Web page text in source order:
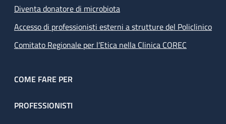
Diventa donatore di microbiota
Accesso di professionisti esterni a strutture del Policlinico
Comitato Regionale per l’Etica nella Clinica COREC
COME FARE PER
PROFESSIONISTI